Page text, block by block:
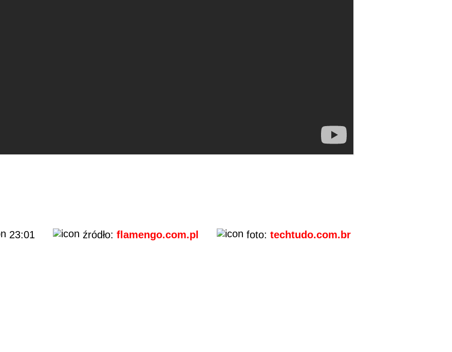
23:01 źródło: flamengo.com.pl foto: techtudo.com.br